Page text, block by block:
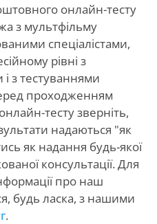
онлайн-тесту
з мультфільму
спеціалістами,
рівні з
з тестуваннями
проходженням
тесту зверніть,
надаються "як
як надання будь-якої
консультації. Для
про наш
будь ласка, з нашими
.